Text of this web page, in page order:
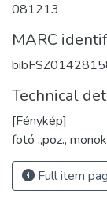
081213
MARC
Technical
[Fénykép]
fotó :,poz.,
Full item